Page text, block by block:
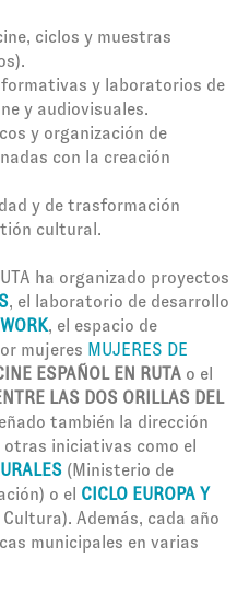
ciclos y muestras
y laboratorios de
y audiovisuales.
y organización de
con la creación
y de trasformación
cultural.
ha organizado proyectos
, el laboratorio de desarrollo
, el espacio de
mujeres MUJERES DE
ESPAÑOL EN RUTA o el
LAS DOS ORILLAS DEL
también la dirección
iniciativas como el
(Ministerio de
o el CICLO EUROPA Y
Además, cada año
municipales en varias